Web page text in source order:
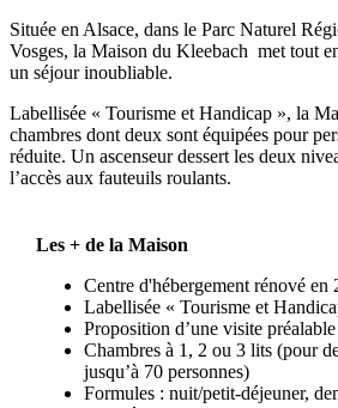
Située en Alsace, dans le Parc Naturel
Vosges, la Maison du Kleebach met tout
un séjour inoubliable.
Labellisée « Tourisme et Handicap », la
chambres dont deux sont équipées pour
réduite. Un ascenseur dessert les deux
l’accès aux fauteuils roulants.
Les + de la Maison
Centre d'hébergement rénové en
Labellisée « Tourisme et
Proposition d’une visite
Chambres à 1, 2 ou 3 lits (pour
jusqu’à 70 personnes)
Formules : nuit/petit-déjeuner,